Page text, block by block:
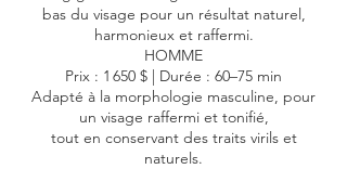
bas du visage pour un résultat naturel,
harmonieux et raffermi.
HOMME
Prix : 1 650 $ | Durée : 60–75 min
Adapté à la morphologie masculine, pour
un visage raffermi et tonifié,
tout en conservant des traits virils et
naturels.